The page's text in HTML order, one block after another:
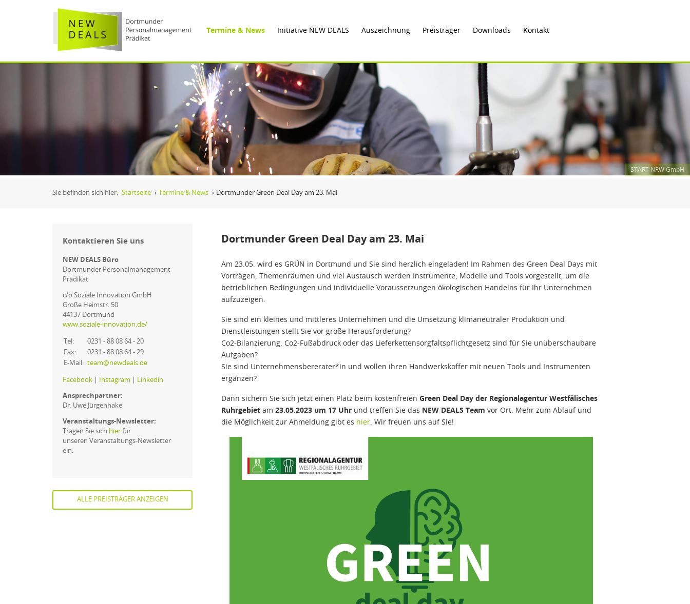
Termine & News Initiative NEW DEALS Auszeichnung Preisträger Downloads Kontakt
START NRW GmbH
Sie befinden sich hier: Startseite › Termine & News › Dortmunder Green Deal Day am 23. Mai
Dortmunder Green Deal Day am 23. Mai
Am 23.05. wird es GRÜN in Dortmund und Sie sind herzlich eingeladen! Im Rahmen des Green Deal Days mit
Vorträgen, Themenräumen und viel Austausch werden Instrumente, Modelle und Tools vorgestellt, um die
betrieblichen Bedingungen und individuelle Voraussetzungen ökologischen Handelns für Ihr Unternehmen
aufzuzeigen.
Sie sind ein kleines und mittleres Unternehmen und die Umsetzung klimaneutraler Produktion und
Dienstleistungen stellt Sie vor große Herausforderung?
Co2-Bilanzierung, Co2-Fußabdruck oder das Lieferkettensorgfaltspflichtgesetz sind für Sie unüberschaubare
Aufgaben?
Sie sind Unternehmensbererater*in und wollen ihren Handwerkskoffer mit neuen Tools und Instrumenten
ergänzen?
Dann sichern Sie sich jetzt einen Platz beim kostenfreien Green Deal Day der Regionalagentur Westfälisches
Ruhrgebiet am 23.05.2023 um 17 Uhr und treffen Sie das NEW DEALS Team vor Ort. Mehr zum Ablauf und
die Möglichkeit zur Anmeldung gibt es hier. Wir freuen uns auf Sie!
Kontaktieren Sie uns
NEW DEALS Büro
Dortmunder Personalmanagement
Prädikat
c/o Soziale Innovation GmbH
Große Heimstr. 50
44137 Dortmund
www.soziale-innovation.de/
Tel:
0231 - 88 08 64 - 20
Fax:
0231 - 88 08 64 - 29
E-Mail: team@newdeals.de
Facebook Instagram Linkedin
Ansprechpartner:
Dr. Uwe Jürgenhake
Veranstaltungs-Newsletter:
Tragen Sie sich hier für
unseren Veranstaltungs-Newsletter
ein.
ALLE PREISTRÄGER ANZEIGEN